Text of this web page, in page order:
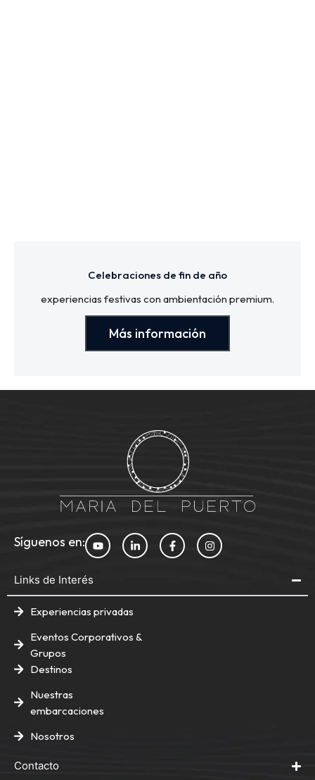
Celebraciones de fin de año
experiencias festivas con ambientación premium.
Más información
Síguenos en:
Links de Interés
Experiencias privadas
Eventos Corporativos &
Grupos
Destinos
Nuestras
embarcaciones
Nosotros
Contacto